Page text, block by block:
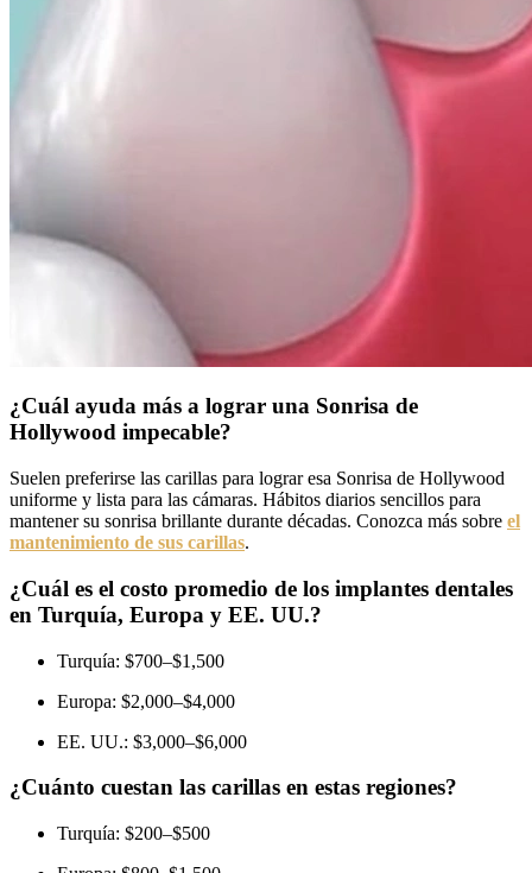
¿Cuál ayuda más a lograr una Sonrisa de
Hollywood impecable?
Suelen preferirse las carillas para lograr esa Sonrisa de Hollywood
uniforme y lista para las cámaras. Hábitos diarios sencillos para
mantener su sonrisa brillante durante décadas. Conozca más sobre el
mantenimiento de sus carillas.
¿Cuál es el costo promedio de los implantes dentales
en Turquía, Europa y EE. UU.?
Turquía: $700–$1,500
Europa: $2,000–$4,000
EE. UU.: $3,000–$6,000
¿Cuánto cuestan las carillas en estas regiones?
Turquía: $200–$500